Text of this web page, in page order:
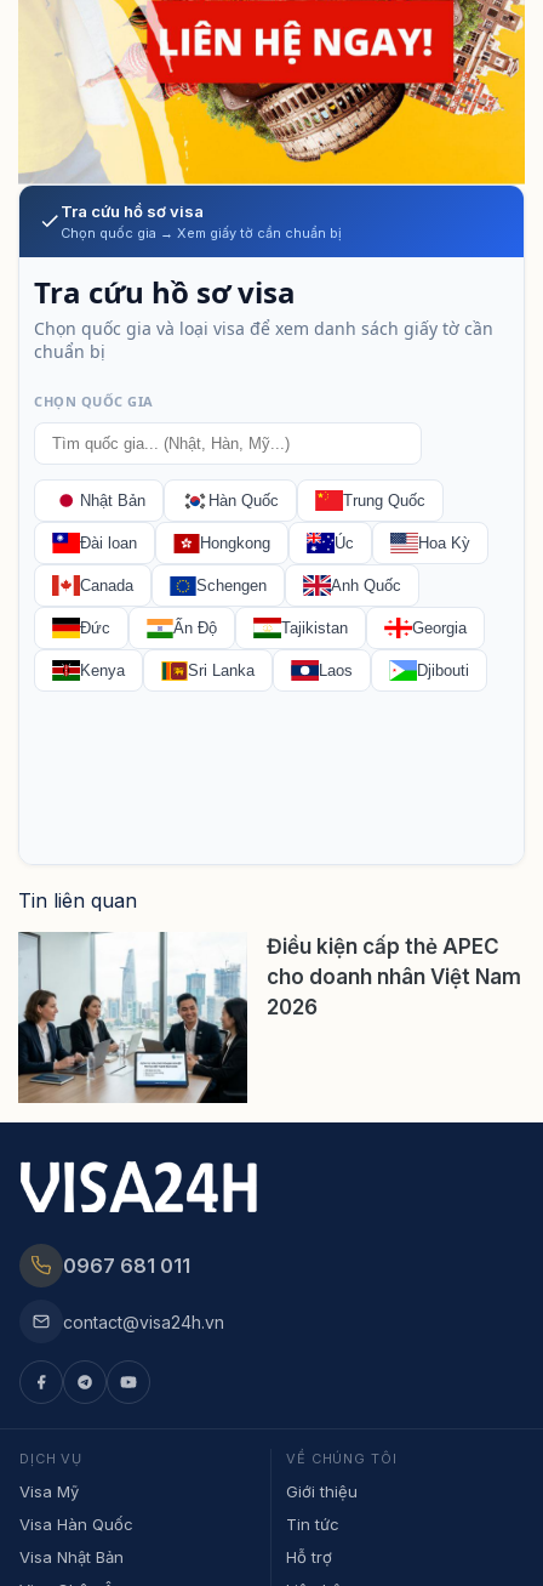
Tra cứu hồ sơ visa
Chọn quốc gia → Xem giấy tờ cần chuẩn bị
Tin liên quan
Điều kiện cấp thẻ APEC
cho doanh nhân Việt Nam
2026
0967 681 011
contact@visa24h.vn
DỊCH VỤ
Visa Mỹ
Visa Hàn Quốc
Visa Nhật Bản
VỀ CHÚNG TÔI
Giới thiệu
Tin tức
Hỗ trợ